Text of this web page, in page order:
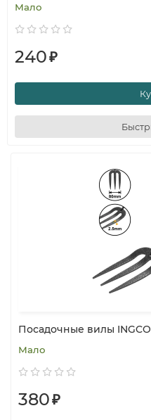
Мало
240₽
Посадочные вилы
Мало
380₽